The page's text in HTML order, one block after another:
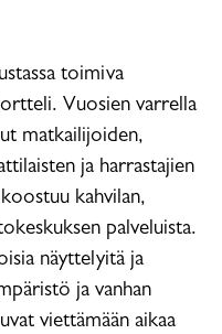
toimiva
Vuosien varrella
matkailijoiden,
ja harrastajien
kahvilan,
palveluista.
näyttelyitä ja
ja vanhan
viettämään aikaa